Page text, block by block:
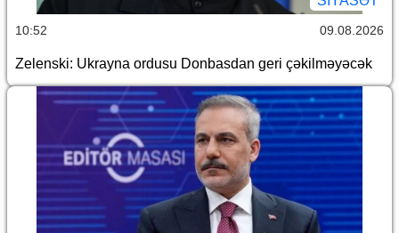
10:52 09.08.2026
Zelenski: Ukrayna ordusu Donbasdan geri çəkilməyəcək